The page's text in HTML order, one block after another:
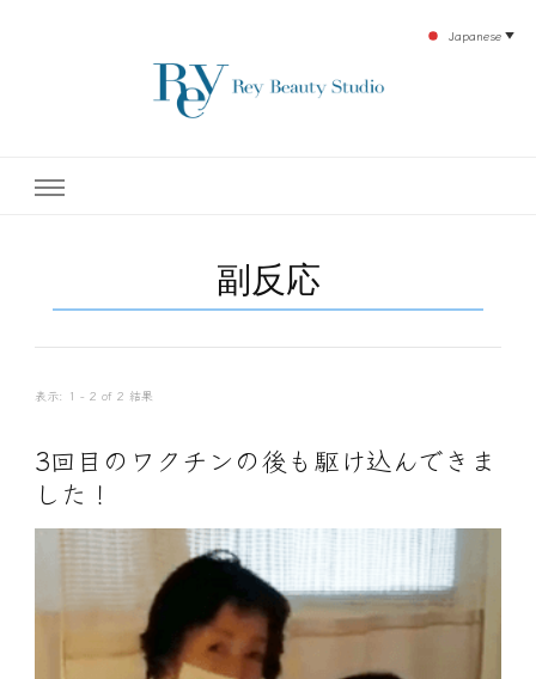
エステ
テ開設45年の実績を誇る本格エステだからこそ、お客様が必ず満足してもらえるこ
副反応
表示: 1 - 2 of 2 結果
3回目のワクチンの後も駆け込んできま
した！
Japanese ▼